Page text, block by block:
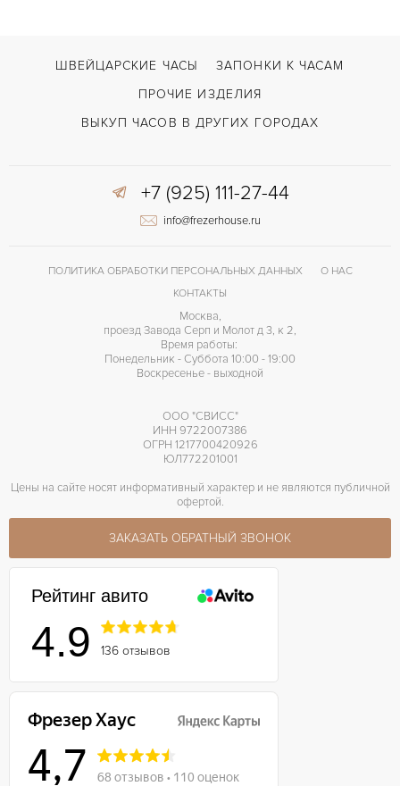
ШВЕЙЦАРСКИЕ ЧАСЫ
ЗАПОНКИ К ЧАСАМ
ПРОЧИЕ ИЗДЕЛИЯ
ВЫКУП ЧАСОВ В ДРУГИХ ГОРОДАХ
+7 (925) 111-27-44
info@frezerhouse.ru
ПОЛИТИКА ОБРАБОТКИ ПЕРСОНАЛЬНЫХ ДАННЫХ
О НАС
КОНТАКТЫ
Москва,
проезд Завода Серп и Молот д 3, к 2,
Время работы:
Понедельник - Суббота 10:00 - 19:00
Воскресенье - выходной
ООО "СВИСС"
ИНН 9722007386
ОГРН 1217700420926
ЮЛ772201001
Цены на сайте носят информативный характер и не являются публичной
офертой.
ЗАКАЗАТЬ ОБРАТНЫЙ ЗВОНОК
Рейтинг авито
4.9 136 отзывов